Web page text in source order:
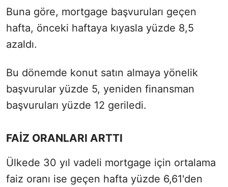
Buna göre, mortgage başvuruları geçen
hafta, önceki haftaya kıyasla yüzde 8,5
azaldı.
Bu dönemde konut satın almaya yönelik
başvurular yüzde 5, yeniden finansman
başvuruları yüzde 12 geriledi.
FAİZ ORANLARI ARTTI
Ülkede 30 yıl vadeli mortgage için ortalama
faiz oranı ise geçen hafta yüzde 6,61'den